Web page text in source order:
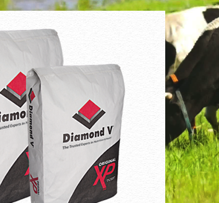
诺康钙
提高乳产量和乳
产品特点:
提高畜禽免疫能力，一
果很好。促进畜生长，